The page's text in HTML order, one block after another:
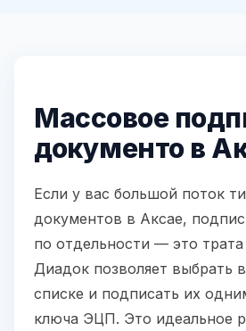
Массовое
документо в
Если у вас большой поток
документов в Аксае,
по отдельности — это
Диадок позволяет выбрать
списке и подписать их
ключа ЭЦП. Это идеальное